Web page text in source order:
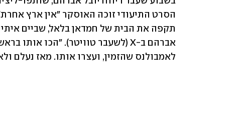
לאמבולנס שהזמין, ועצרו אותו. מאז נעלם